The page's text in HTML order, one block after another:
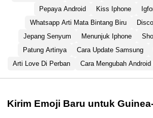
Pepaya Android
Kiss Iphone
Whatsapp Arti Mata Bintang Biru
Jepang Senyum
Menunjuk Iphone
Patung Artinya
Cara Update Samsung
Arti Love Di Perban
Cara Mengubah
Kirim Emoji Baru untuk